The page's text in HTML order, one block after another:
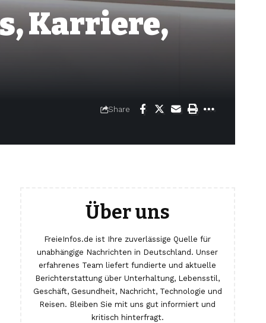
Karriere,
Share
Über uns
FreieInfos.de ist Ihre zuverlässige Quelle für
unabhängige Nachrichten in Deutschland. Unser
erfahrenes Team liefert fundierte und aktuelle
Berichterstattung über Unterhaltung, Lebensstil,
Geschäft, Gesundheit, Nachricht, Technologie und
Reisen. Bleiben Sie mit uns gut informiert und
kritisch hinterfragt.